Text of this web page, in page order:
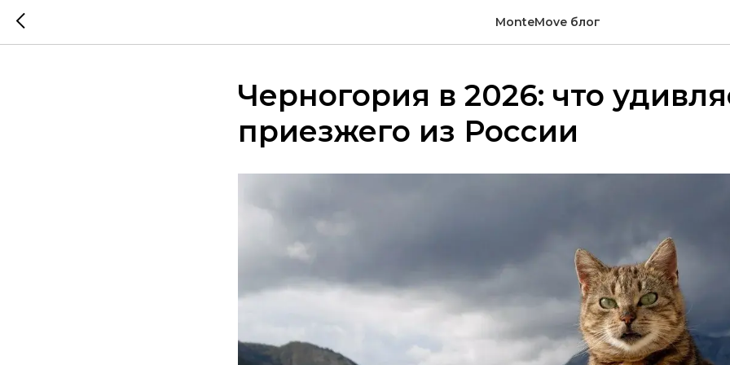
MonteMove блог
Черногория в 2026: что
приезжего из России